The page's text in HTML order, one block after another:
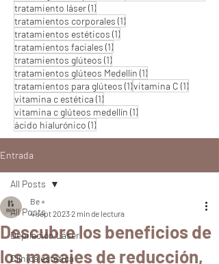
tratamiento láser(1)1 entrada
tratamientos corporales (1)1 entrada
tratamientos estéticos (1)1 entrada
tratamientos faciales (1)1 entrada
tratamientos glúteos (1)1 entrada
tratamientos glúteos Medellín (1)1 entrada
tratamientos para glúteos (1)1 entrada
vitamina C (1)1 entrada
vitamina c estética (1)1 entrada
vitamina c glúteos medellín (1)1 entrada
ácido hialurónico (1)1 entrada
Entrada
All Posts
Depilación Láser
Clínica estética
All Posts
Descubre los beneficios de
los masajes de reducción,
Be +
4 sept 20232 min de lectura